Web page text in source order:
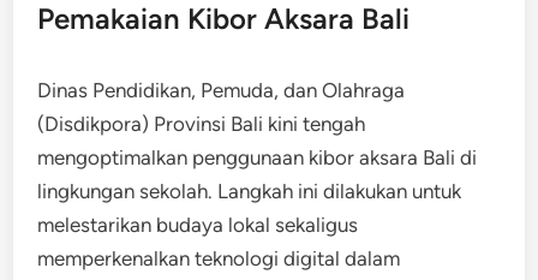
Pemakaian Kibor Aksara Bali
Dinas Pendidikan, Pemuda, dan Olahraga
(Disdikpora) Provinsi Bali kini tengah
mengoptimalkan penggunaan kibor aksara Bali di
lingkungan sekolah. Langkah ini dilakukan untuk
melestarikan budaya lokal sekaligus
memperkenalkan teknologi digital dalam